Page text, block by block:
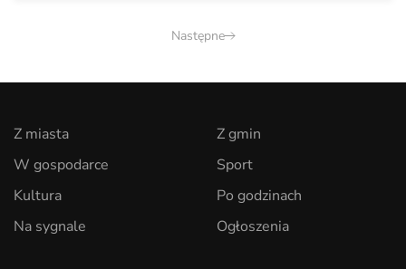
Następne
Z miasta
W gospodarce
Kultura
Na sygnale
Z gmin
Sport
Po godzinach
Ogłoszenia